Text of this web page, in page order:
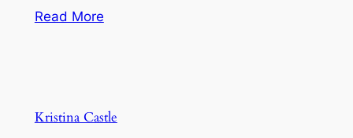
Read More
Kristina Castle